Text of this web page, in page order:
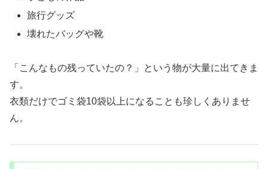
旅行グッズ
壊れたバッグや靴
「こんなもの残っていたの？」という物が大量に出てきま
す。
衣類だけでゴミ袋10袋以上になることも珍しくありませ
ん。